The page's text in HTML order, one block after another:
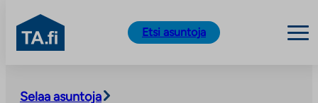
sisältöön
TA.fi
Etsi asuntoja
Selaa asuntoja